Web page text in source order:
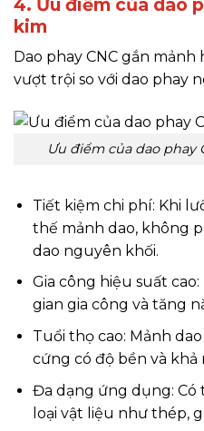
kim
Dao phay CNC gắn
vượt trội so với dao phay
Ưu điểm của dao phay
Tiết kiệm chi phí: Khi
thế mảnh dao, không
dao nguyên khối.
Gia công hiệu suất
gian gia công và tăng
Tuổi thọ cao: Mảnh
cứng có độ bền và
Đa dạng ứng dụng: Có
loại vật liệu như thép,